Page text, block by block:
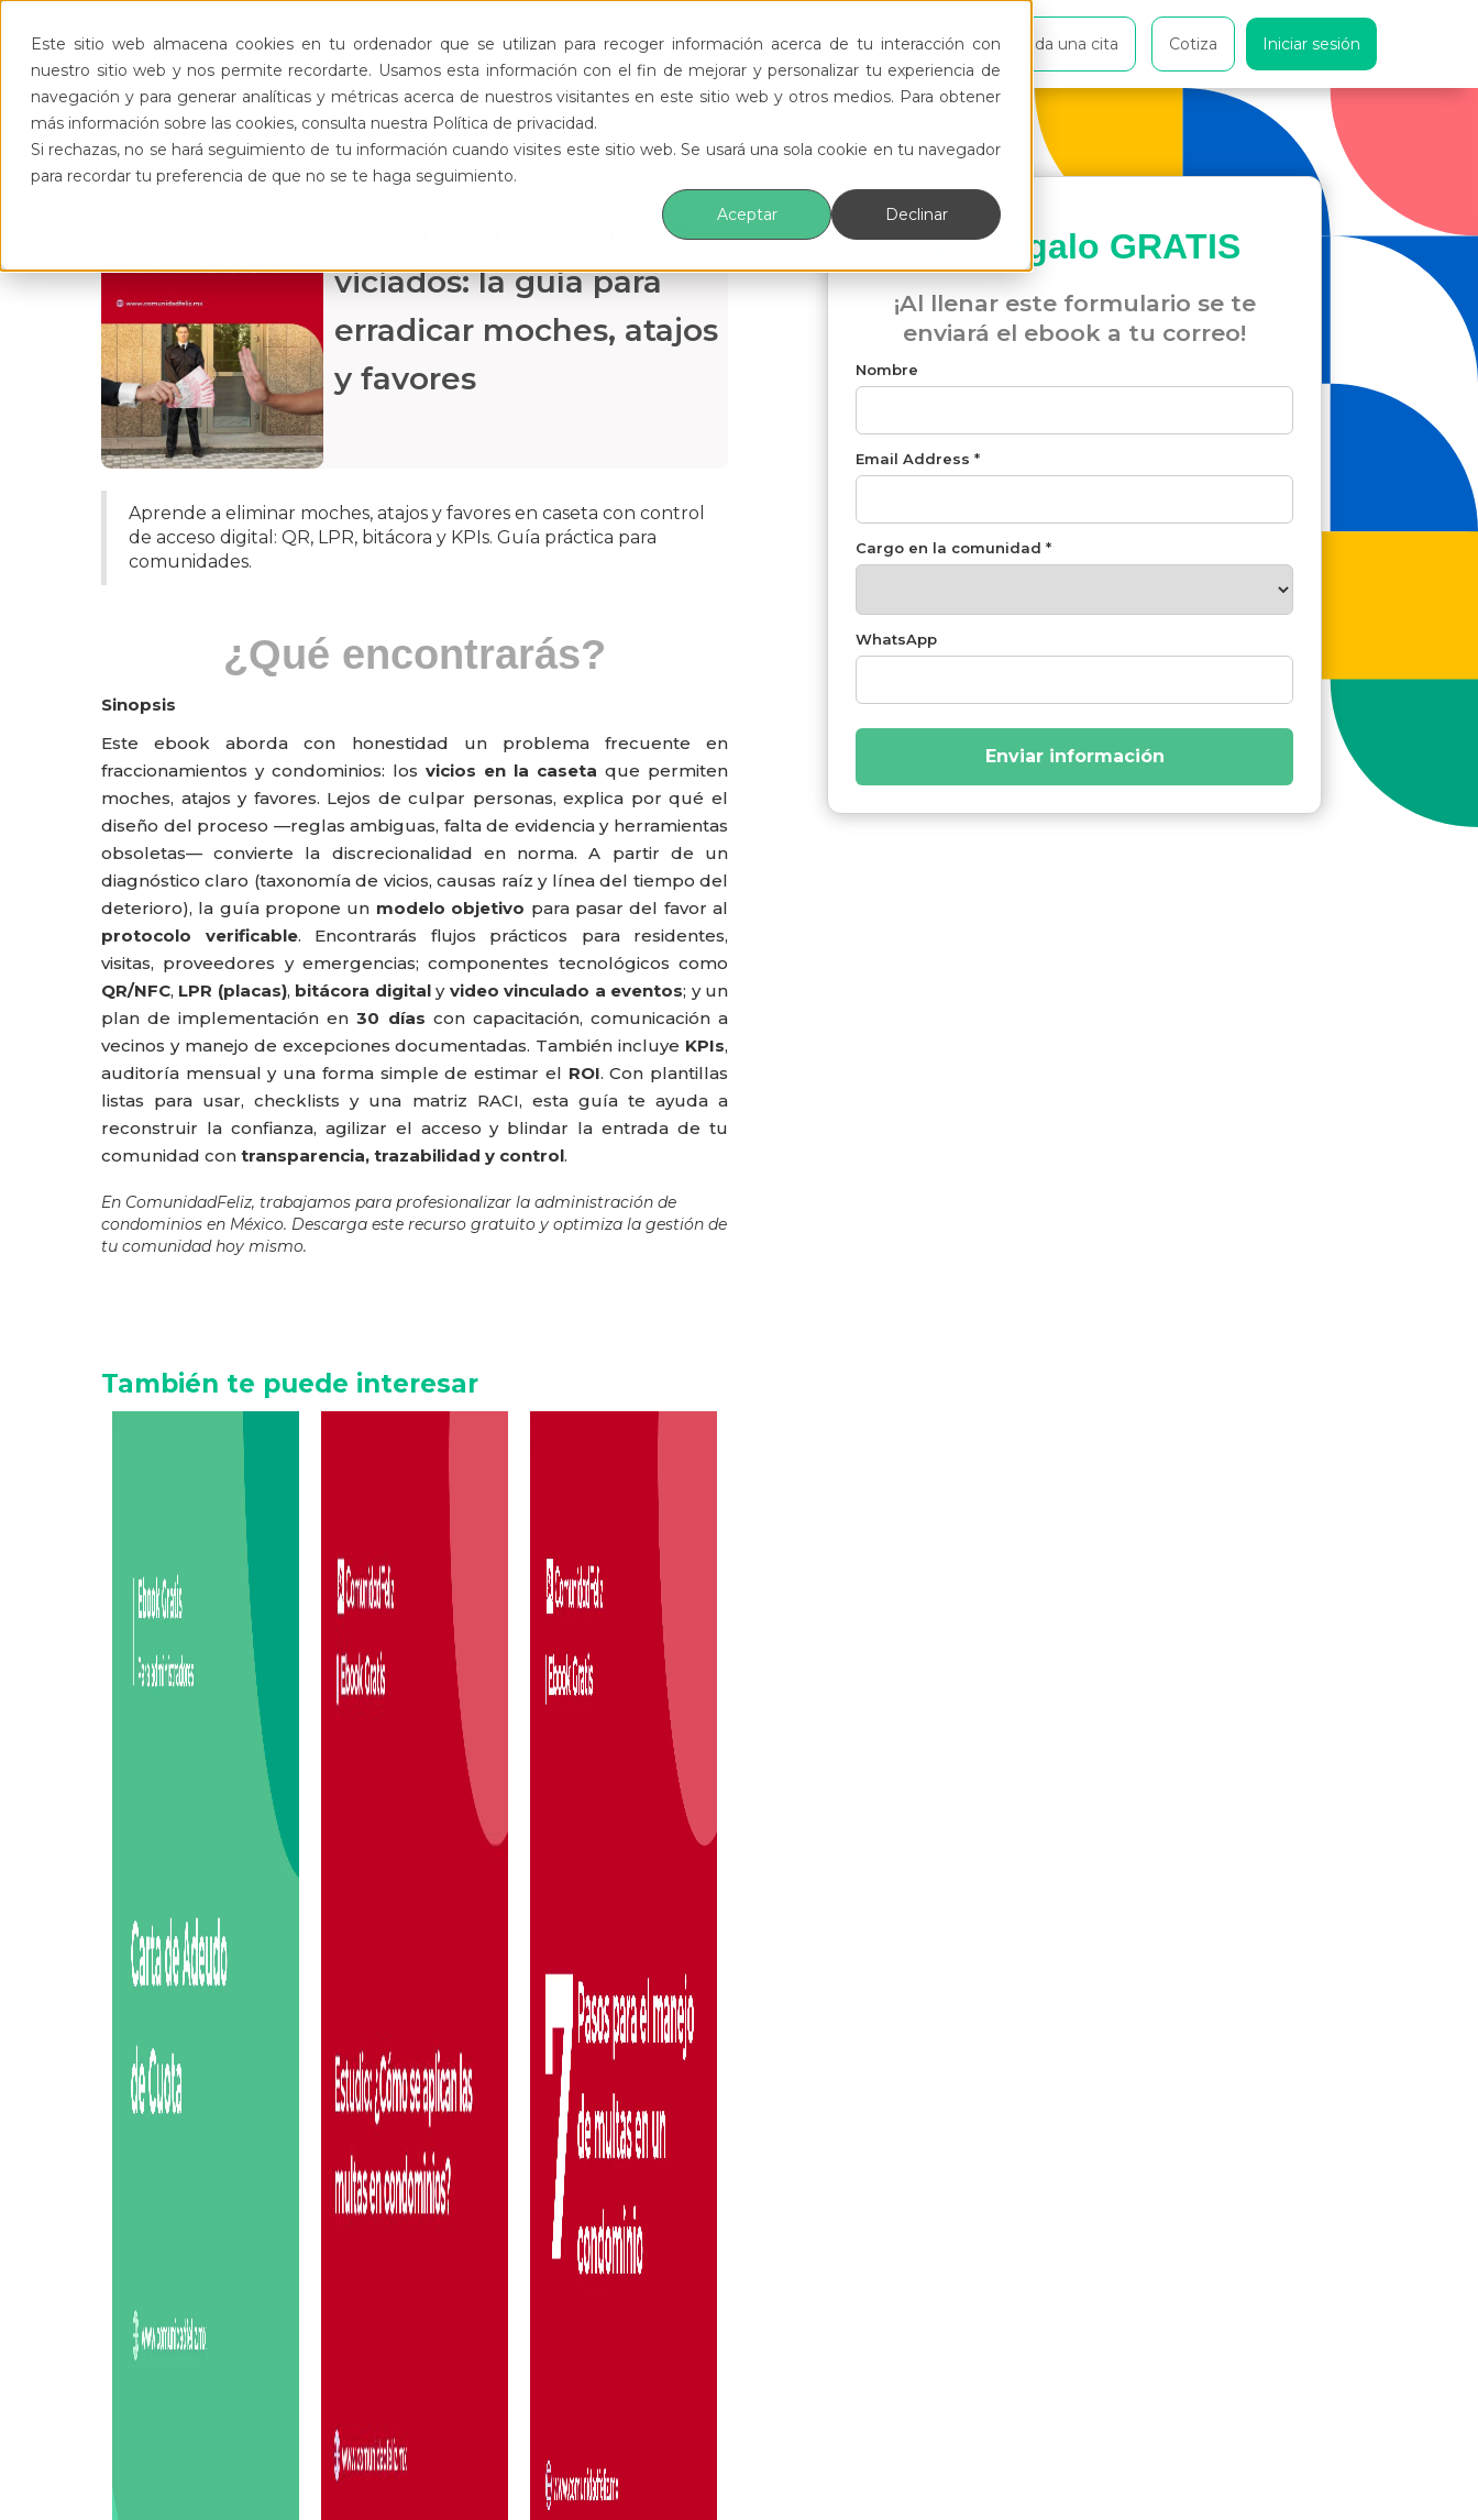
Este sitio web almacena cookies en tu ordenador que se utilizan para recoger información acerca de tu interacción con
nuestro sitio web y nos permite recordarte. Usamos esta información con el fin de mejorar y personalizar tu experiencia de
navegación y para generar analíticas y métricas acerca de nuestros visitantes en este sitio web y otros medios. Para obtener
más información sobre las cookies, consulta nuestra Política de privacidad.
Si rechazas, no se hará seguimiento de tu información cuando visites este sitio web. Se usará una sola cookie en tu navegador
para recordar tu preferencia de que no se te haga seguimiento.
Aceptar
Declinar
Productos Funcionalidades Eventos Recursos Agenda una cita Cotiza Iniciar sesión
Guardias de seguridad
viciados: la guía para
erradicar moches, atajos
y favores
Aprende a eliminar moches, atajos y favores en caseta con control
de acceso digital: QR, LPR, bitácora y KPIs. Guía práctica para
comunidades.
¿Qué encontrarás?
Sinopsis
Este ebook aborda con honestidad un problema frecuente en
fraccionamientos y condominios: los vicios en la caseta que permiten
moches, atajos y favores. Lejos de culpar personas, explica por qué el
diseño del proceso —reglas ambiguas, falta de evidencia y herramientas
obsoletas— convierte la discrecionalidad en norma. A partir de un
diagnóstico claro (taxonomía de vicios, causas raíz y línea del tiempo del
deterioro), la guía propone un modelo objetivo para pasar del favor al
protocolo verificable. Encontrarás flujos prácticos para residentes,
visitas, proveedores y emergencias; componentes tecnológicos como
QR/NFC, LPR (placas), bitácora digitaly video vinculado a eventos; y un
plan de implementación en30 días con capacitación, comunicación a
vecinos y manejo de excepciones documentadas. También incluye KPIs,
auditoría mensual y una forma simple de estimar el ROI. Con plantillas
listas para usar, checklists y una matriz RACI, esta guía te ayuda a
reconstruir la confianza, agilizar el acceso y blindar la entrada de tu
comunidad con transparencia, trazabilidad y control.
En ComunidadFeliz, trabajamos para profesionalizar la administración de
condominios en México. Descarga este recurso gratuito y optimiza la gestión de
tu comunidad hoy mismo.
También te puede interesar
Descárgalo GRATIS
¡Al llenar este formulario se te
enviará el ebook a tu correo!
Nombre
Email Address *
Cargo en la comunidad *
WhatsApp